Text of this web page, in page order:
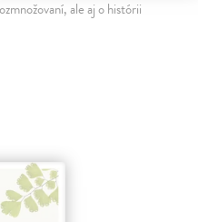
ale aj o histórii